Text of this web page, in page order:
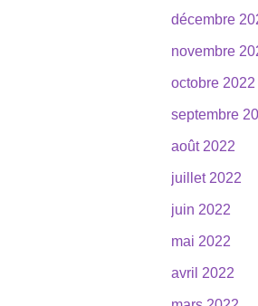
décembre
novembre
octobre 2022
septembre
août 2022
juillet 2022
juin 2022
mai 2022
avril 2022